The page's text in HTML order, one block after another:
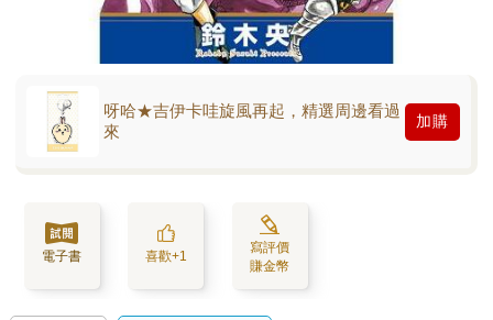
呀哈★吉伊卡哇旋風再起，精選周邊看過
來
加購
電子書 喜歡+1
寫評價
賺金幣